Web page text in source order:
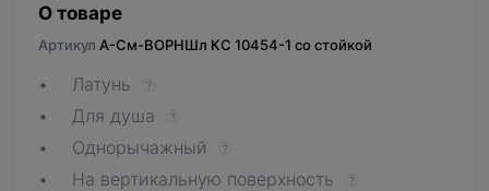
О товаре
Артикул A-См-ВОРНШл КС 10454-1 со стойкой
Латунь ?
Для душа ?
Однорычажный ?
На вертикальную поверхность ?